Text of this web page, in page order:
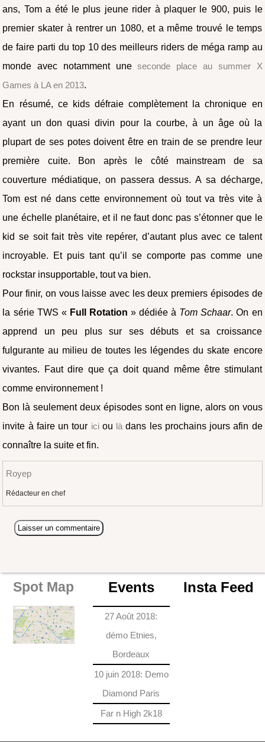
ans, Tom a été le plus jeune rider à plaquer le 900, puis le
premier skater à rentrer un 1080, et a même trouvé le temps
de faire parti du top 10 des meilleurs riders de méga ramp au
monde avec notamment uneseconde place au summer X
Games à LA en 2013.
En résumé, ce kids défraie complètement la chronique en
ayant un don quasi divin pour la courbe, à un âge où la
plupart de ses potes doivent être en train de se prendre leur
première cuite. Bon après le côté mainstream de sa
couverture médiatique, on passera dessus. A sa décharge,
Tom est né dans cette environnement où tout va très vite à
une échelle planétaire, et il ne faut donc pas s’étonner que le
kid se soit fait très vite repérer, d’autant plus avec ce talent
incroyable. Et puis tant qu’il se comporte pas comme une
rockstar insupportable, tout va bien.
Pour finir, on vous laisse avec les deux premiers épisodes de
la série TWS « Full Rotation » dédiée à Tom Schaar. On en
apprend un peu plus sur ses débuts et sa croissance
fulgurante au milieu de toutes les légendes du skate encore
vivantes. Faut dire que ça doit quand même être stimulant
comme environnement !
Bon là seulement deux épisodes sont en ligne, alors on vous
invite à faire un tour ici ou làdans les prochains jours afin de
connaître la suite et fin.
Royep
Rédacteur en chef
Spot Map Events
27 Août 2018:
démo Etnies,
Bordeaux
10 juin 2018: Demo
Diamond Paris
Far n High 2k18
Insta Feed